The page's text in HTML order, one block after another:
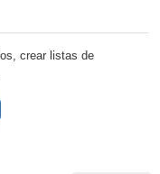
crear listas de